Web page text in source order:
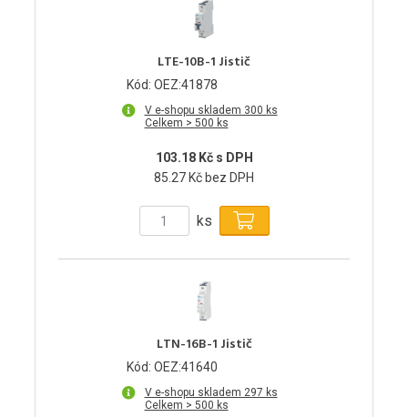
LTE-10B-1 Jistič
Kód: OEZ:41878
V e-shopu skladem 300 ks
Celkem > 500 ks
103.18 Kč s DPH
85.27 Kč bez DPH
ks
LTN-16B-1 Jistič
Kód: OEZ:41640
V e-shopu skladem 297 ks
Celkem > 500 ks